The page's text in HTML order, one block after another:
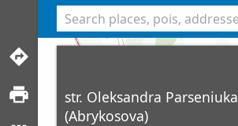
str. Oleksandra Parseniuka
(Abrykosova)
<% console.log(hcard) %>